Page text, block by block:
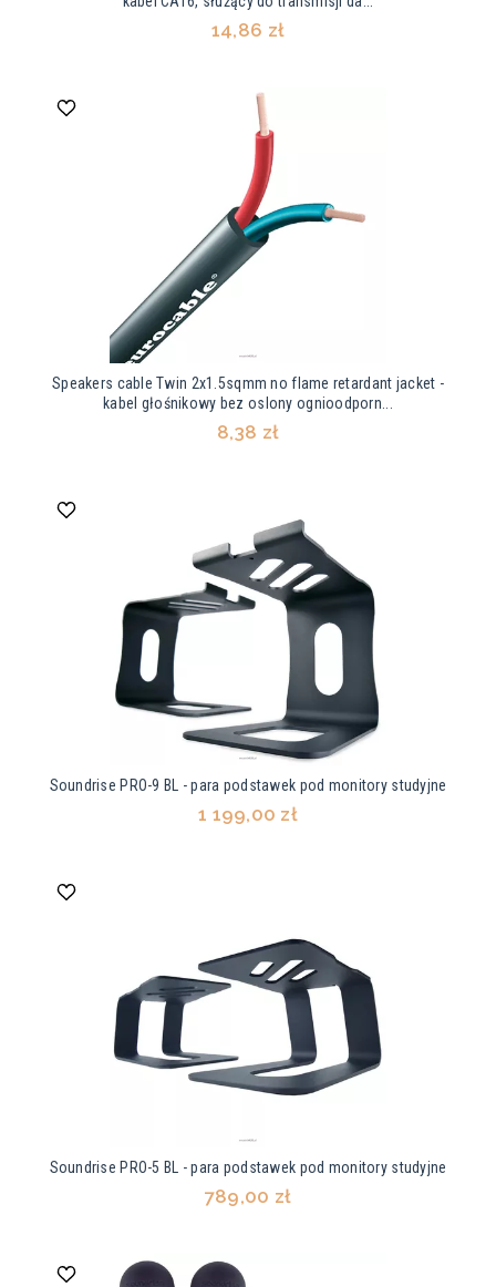
14,86 zł
Speakers cable Twin 2x1.5sqmm no flame retardant jacket -
kabel głośnikowy bez oslony ognioodporn...
8,38 zł
Soundrise PRO-9 BL - para podstawek pod monitory studyjne
1 199,00 zł
Soundrise PRO-5 BL - para podstawek pod monitory studyjne
789,00 zł